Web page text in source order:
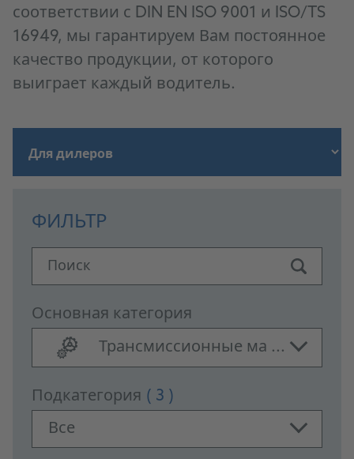
соответствии с DIN EN ISO 9001 и ISO/TS
16949, мы гарантируем Вам постоянное
качество продукции, от которого
выиграет каждый водитель.
ФИЛЬТР
Поиск
Основная категория
Трансмиссионные ма ...
Подкатегория ( 3 )
Все